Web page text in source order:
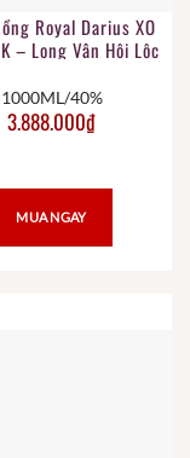
Royal Darius XO
– Long Vân Hội Lộc
1000ML/40%
3.888.000₫
MUA NGAY